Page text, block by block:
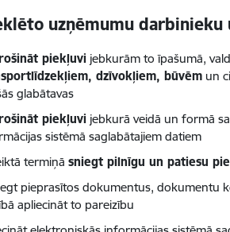
uzņēmumu
piekļuvi jebkurām to īpašumā,
dzīvokļiem, būvēm un
glabātavas
piekļuvi jebkurā veidā un formā
sistēmā saglabātajiem datiem
termiņāsniegt pilnīgu un patiesu
pieprasītos dokumentus, dokumentu
apliecināt to pareizību